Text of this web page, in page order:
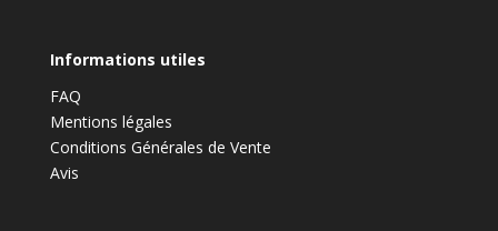
Informations utiles
FAQ
Mentions légales
Conditions Générales de Vente
Avis